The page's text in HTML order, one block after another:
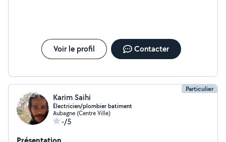
Voir le profil Contacter
Particulier
Karim Saihi
Électricien/plombier batiment
Aubagne (Centre Ville)
-/5